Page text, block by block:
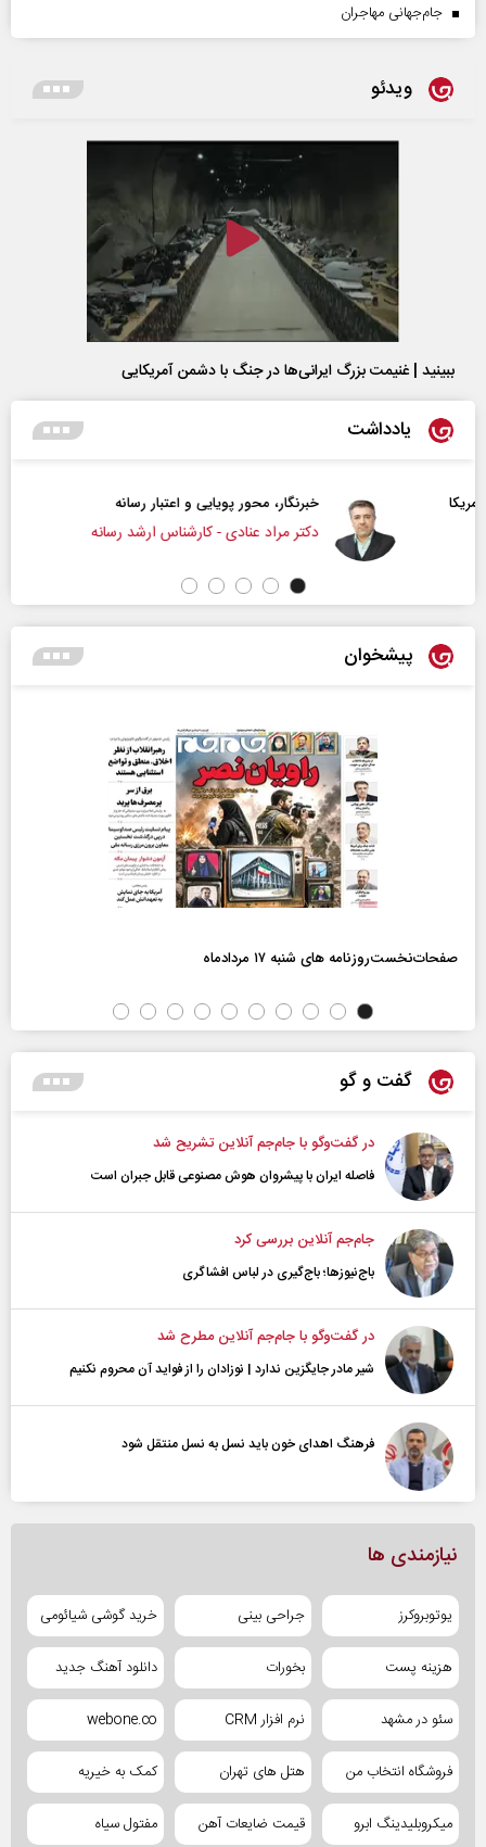
جام‌جهانی مهاجران
ویدئو
ببینید | غنیمت بزرگ ایرانی‌ها در جنگ با دشمن آمریکایی
یادداشت
خبرنگار، محور پویایی و اعتبار رسانه
دکتر مراد عنادی - کارشناس ارشد رسانه
پیشخوان
صفحات‌نخست‌روزنامه ها‌ی شنبه ۱۷ مردادماه
گفت و گو
در گفت‌و‌گو با جام‌جم آنلاین تشریح شد
فاصله ایران با پیشرو‌ان هوش مصنوعی قابل جبران است
جام‌جم آنلاین بررسی کرد
باج‌نیوزها؛ باج‌گیری در لباس افشاگری
در گفت‌و‌گو با جام‌جم آنلاین مطرح شد
شیر مادر جایگزین ندارد | نوزادان را از فواید آن محروم نکنیم
فرهنگ اهدای خون باید نسل به نسل منتقل شود
نیازمندی ها
یوتوبروکرز جراحی بینی خرید گوشی شیائومی
هزینه پست بخورات دانلود آهنگ جدید
سئو در مشهد نرم افزار CRM webone.co
فروشگاه انتخاب من هتل های تهران کمک به خیریه
میکروبلیدینگ ابرو قیمت ضایعات آهن مفتول سیاه